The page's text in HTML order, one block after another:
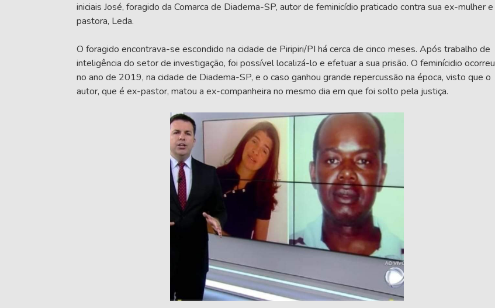
iniciais José, foragido da Comarca de Diadema-SP, autor de feminicídio praticado contra sua ex-mulher e
pastora, Leda.
O foragido encontrava-se escondido na cidade de Piripiri/PI há cerca de cinco meses. Após trabalho de
inteligência do setor de investigação, foi possível localizá-lo e efetuar a sua prisão. O feminícidio ocorreu
no ano de 2019, na cidade de Diadema-SP, e o caso ganhou grande repercussão na época, visto que o
autor, que é ex-pastor, matou a ex-companheira no mesmo dia em que foi solto pela justiça.